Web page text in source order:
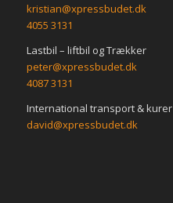
kristian@xpressbudet.dk
4055 3131
Lastbil – liftbil og Trækker
peter@xpressbudet.dk
4087 3131
International transport & kurer
david@xpressbudet.dk